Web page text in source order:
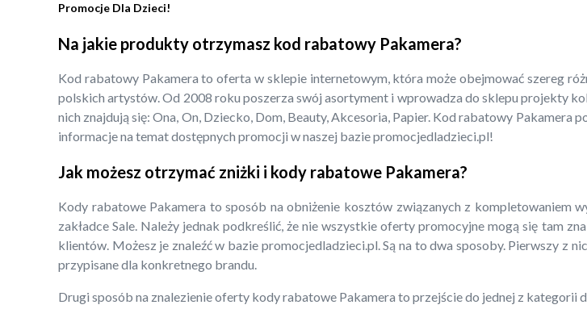
Promocje Dla Dzieci!
Na jakie produkty otrzymasz kod rabatowy Pakamera?
Kod rabatowy Pakamera to oferta w sklepie internetowym, która może obejmować szereg
polskich artystów. Od 2008 roku poszerza swój asortyment i wprowadza do sklepu projekty
nich znajdują się: Ona, On, Dziecko, Dom, Beauty, Akcesoria, Papier. Kod rabatowy Pakamera
informacje na temat dostępnych promocji w naszej bazie promocjedladzieci.pl!
Jak możesz otrzymać zniżki i kody rabatowe Pakamera?
Kody rabatowe Pakamera to sposób na obniżenie kosztów związanych z kompletowaniem
zakładce Sale. Należy jednak podkreślić, że nie wszystkie oferty promocyjne mogą się tam
klientów. Możesz je znaleźć w bazie promocjedladzieci.pl. Są na to dwa sposoby. Pierwszy z
przypisane dla konkretnego brandu.
Drugi sposób na znalezienie oferty kody rabatowe Pakamera to przejście do jednej z kategorii